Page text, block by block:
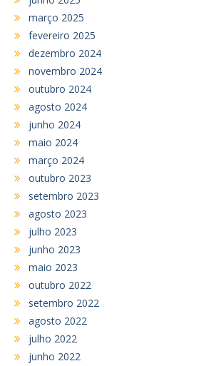
março 2025
fevereiro 2025
dezembro 2024
novembro 2024
outubro 2024
agosto 2024
junho 2024
maio 2024
março 2024
outubro 2023
setembro 2023
agosto 2023
julho 2023
junho 2023
maio 2023
outubro 2022
setembro 2022
agosto 2022
julho 2022
junho 2022